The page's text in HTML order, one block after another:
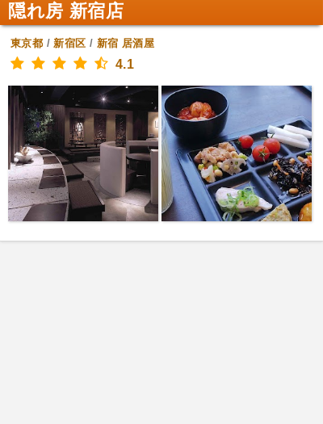
隠れ房 新宿店
東京都 /新宿区 / 新宿 居酒屋
4.1